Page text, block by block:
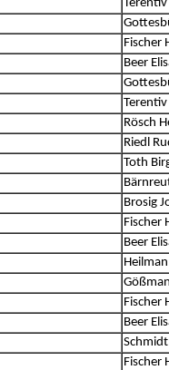
Fischer
Beer
Rösch
Riedl
Toth
Brosig
Fischer
Beer
Fischer
Beer
Fischer